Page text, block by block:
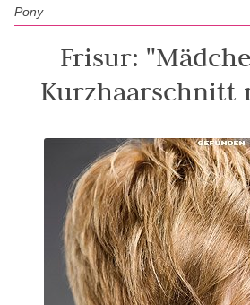
Pony
Frisur:
Kurzhaarschnitt